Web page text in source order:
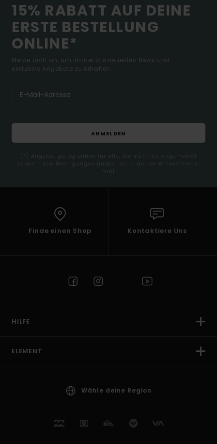
15% RABATT AUF DEINE
ERSTE BESTELLUNG
ONLINE*
Melde dich an, um immer die neuesten News und
exklusive Angebote zu erhalten.
ANMELDEN
(*) Angebot gültig online für alle, die sich neu angemeldet
haben - Alle Bedingungen findest du in deiner Willkommens-
Mail
Finde einen Shop Kontaktiere Uns
HILFE
ELEMENT
Wähle deine Region